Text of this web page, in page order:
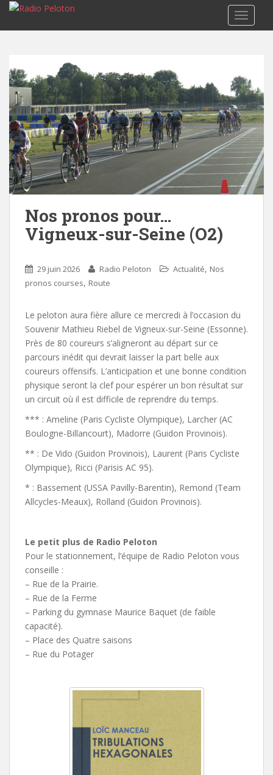
Nos pronos pour…
Vigneux-sur-Seine (O2)
29 juin 2026 Radio Peloton Actualité, Nos
pronos courses, Route
Le peloton aura fière allure ce mercredi à l’occasion du
Souvenir Mathieu Riebel de Vigneux-sur-Seine (Essonne).
Près de 80 coureurs s’aligneront au départ sur ce
parcours inédit qui devrait laisser la part belle aux
coureurs offensifs. L’anticipation et une bonne condition
physique seront la clef pour espérer un bon résultat sur
un circuit où il est difficile de reprendre du temps.
*** : Ameline (Paris Cycliste Olympique), Larcher (AC
Boulogne-Billancourt), Madorre (Guidon Provinois).
** : De Vido (Guidon Provinois), Laurent (Paris Cycliste
Olympique), Ricci (Parisis AC 95).
* : Bassement (USSA Pavilly-Barentin), Remond (Team
Allcycles-Meaux), Rolland (Guidon Provinois).
Le petit plus de Radio Peloton
Pour le stationnement, l’équipe de Radio Peloton vous
conseille :
– Rue de la Prairie.
– Rue de la Ferme
– Parking du gymnase Maurice Baquet (de faible
capacité).
– Place des Quatre saisons
– Rue du Potager